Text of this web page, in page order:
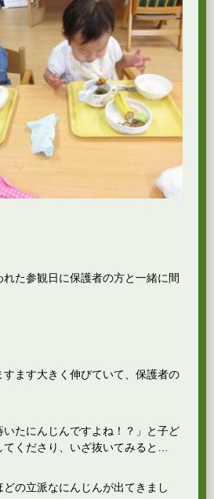
た参観日に保護者の方と一緒に間
ます大きく伸びていて、保護者の
いたにんじんですよね！？」と子ど
てくださり、いざ抜いてみると…
の立派なにんじんが出てきまし